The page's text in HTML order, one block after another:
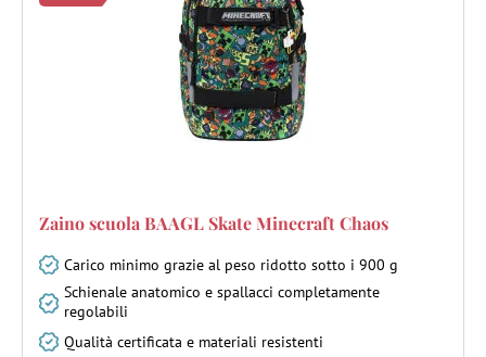
Zaino scuola BAAGL Skate Minecraft Chaos
Carico minimo grazie al peso ridotto sotto i 900 g
Schienale anatomico e spallacci completamente
regolabili
Qualità certificata e materiali resistenti